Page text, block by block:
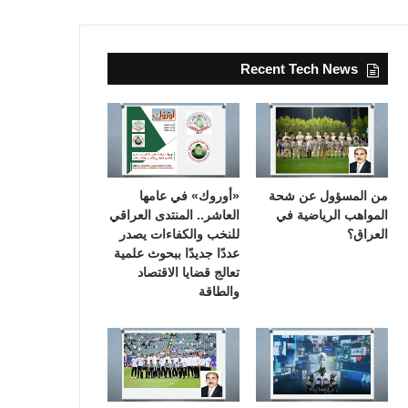
Recent Tech News
من المسؤول عن شحة
المواهب الرياضية في
العراق؟
«أوروك» في عامها
العاشر.. المنتدى العراقي
للنخب والكفاءات يصدر
عددًا جديدًا ببحوث علمية
تعالج قضايا الاقتصاد
والطاقة